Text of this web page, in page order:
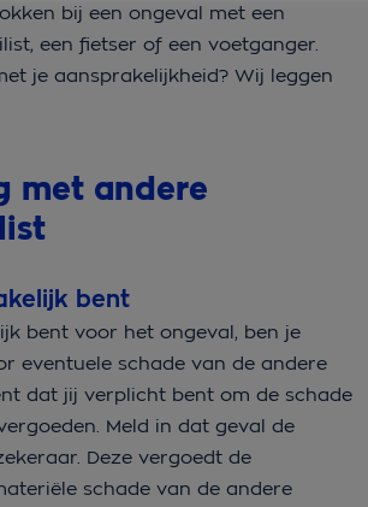
bij een ongeval met een
een fietser of een voetganger.
je aansprakelijkheid? Wij leggen
met andere
bent
bent voor het ongeval, ben je
eventuele schade van de andere
dat jij verplicht bent om de schade
Meld in dat geval de
Deze vergoedt de
schade van de andere